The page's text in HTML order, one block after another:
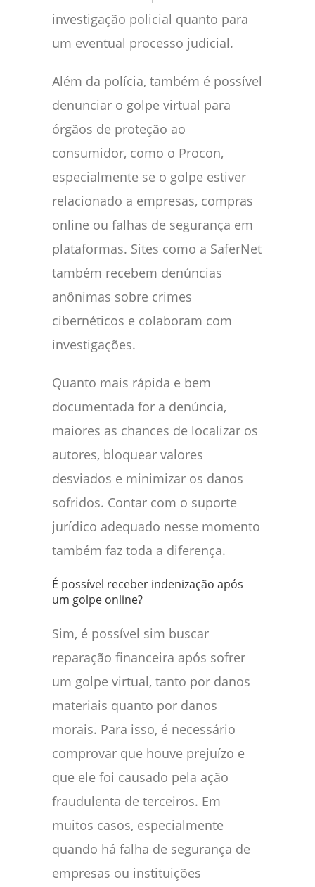
investigação policial quanto para
um eventual processo judicial.
Além da polícia, também é possível
denunciar o golpe virtual para
órgãos de proteção ao
consumidor, como o Procon,
especialmente se o golpe estiver
relacionado a empresas, compras
online ou falhas de segurança em
plataformas. Sites como a SaferNet
também recebem denúncias
anônimas sobre crimes
cibernéticos e colaboram com
investigações.
Quanto mais rápida e bem
documentada for a denúncia,
maiores as chances de localizar os
autores, bloquear valores
desviados e minimizar os danos
sofridos. Contar com o suporte
jurídico adequado nesse momento
também faz toda a diferença.
É possível receber indenização após
um golpe online?
Sim, é possível sim buscar
reparação financeira após sofrer
um golpe virtual, tanto por danos
materiais quanto por danos
morais. Para isso, é necessário
comprovar que houve prejuízo e
que ele foi causado pela ação
fraudulenta de terceiros. Em
muitos casos, especialmente
quando há falha de segurança de
empresas ou instituições